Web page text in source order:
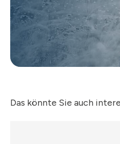
Das könnte Sie auch